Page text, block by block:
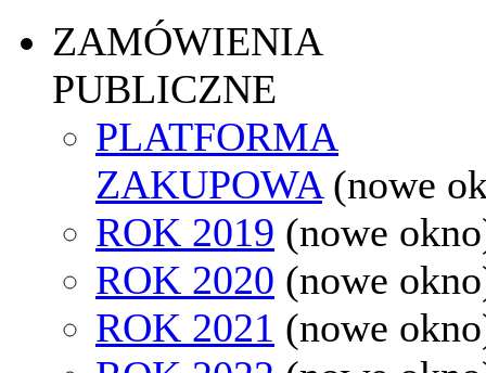
ZAMÓWIENIA
PUBLICZNE
PLATFORMA
ZAKUPOWA (nowe
ROK 2019 (nowe
ROK 2020 (nowe
ROK 2021 (nowe